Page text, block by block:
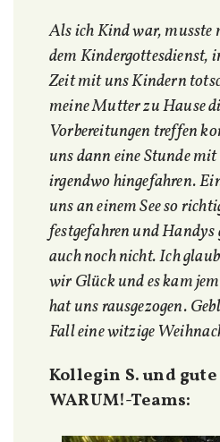
Als ich Kind war, musste
dem Kindergottesdienst,
Zeit mit uns Kindern
meine Mutter zu Hause
Vorbereitungen treffen
uns dann eine Stunde
irgendwo hingefahren.
uns an einem See so
festgefahren und Handys
auch noch nicht. Ich
wir Glück und es kam
hat uns rausgezogen.
Fall eine witzige
Kollegin S. und gute
WARUM!-Teams: